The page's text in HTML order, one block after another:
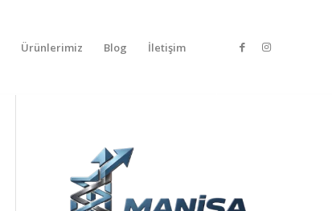
Ürünlerimiz Blog İletişim